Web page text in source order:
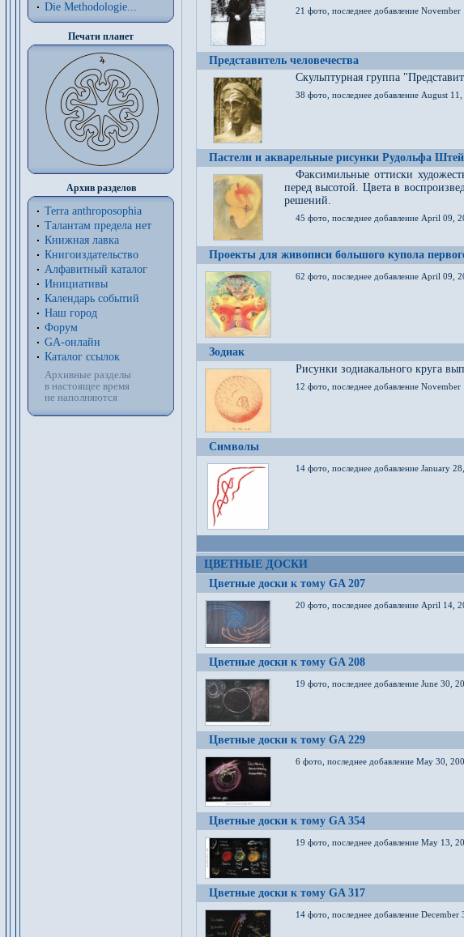
Die Methodologie...
Печати планет
Архив разделов
Terra anthroposophia
Талантам предела нет
Книжная лавка
Книгоиздательство
Алфавитный каталог
Инициативы
Календарь событий
Наш город
Форум
GA-онлайн
Каталог ссылок
Архивные разделы
в настоящее время
не наполняются
21 фото, последнее добавление November
Представитель человечества
Скульптурная группа
38 фото, последнее добавление August
Пастели и акварельные рисунки Рудольфа
Факсимильные оттиски
перед высотой. Цвета в
решений.
45 фото, последнее добавление April 09,
Проекты для живописи большого купола
62 фото, последнее добавление April 09,
Зодиак
Рисунки зодиакального круга
12 фото, последнее добавление November
Символы
14 фото, последнее добавление January
ЦВЕТНЫЕ ДОСКИ
Цветные доски к тому GA 207
20 фото, последнее добавление April 14,
Цветные доски к тому GA 208
19 фото, последнее добавление June 30,
Цветные доски к тому GA 229
6 фото, последнее добавление May 30,
Цветные доски к тому GA 354
19 фото, последнее добавление May 13,
Цветные доски к тому GA 317
14 фото, последнее добавление December